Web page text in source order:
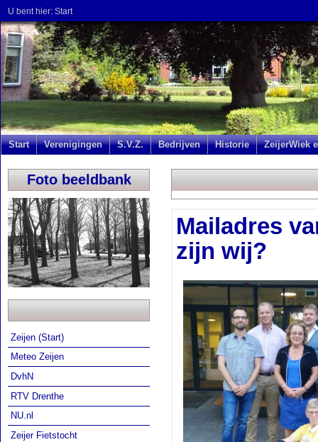
U bent hier: Start
Start Verenigingen S.V.Z. Bedrijven Historie ZeijerWiek
Foto beeldbank
Zeijen (Start)
Meteo Zeijen
DvhN
RTV Drenthe
NU.nl
Zeijer Fietstocht
Mailadres
zijn wij?